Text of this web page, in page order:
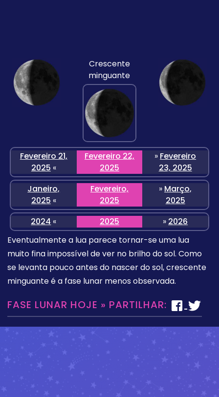
Crescente
minguante
Fevereiro 21,
2025 «
Fevereiro 22,
2025
» Fevereiro
23, 2025
Janeiro,
2025 «
Fevereiro,
2025
» Março,
2025
2024 « 2025 » 2026
Eventualmente a lua parece tornar-se uma lua
muito fina impossível de ver no brilho do sol. Como
se levanta pouco antes do nascer do sol, crescente
minguante é a fase lunar menos observada.
FASE LUNAR HOJE » PARTILHAR: